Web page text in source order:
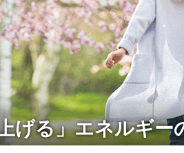
げる」エネルギー